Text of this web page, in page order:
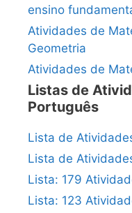
ensino
Atividades de
Geometria
Atividades de
Listas de
Português
Lista de
Lista de
Lista: 179
Lista: 123